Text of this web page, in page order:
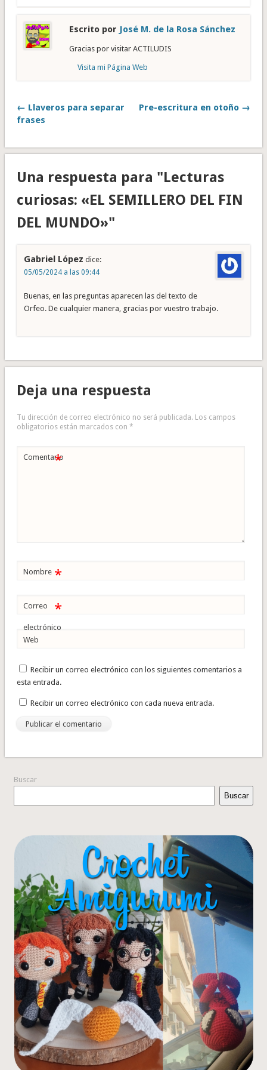
Escrito por José M. de la Rosa Sánchez
Gracias por visitar ACTILUDIS
Visita mi Página Web
← Llaveros para separar
frases
Pre-escritura en otoño →
Una respuesta para "Lecturas
curiosas: «EL SEMILLERO DEL FIN
DEL MUNDO»"
Gabriel López dice:
05/05/2024 a las 09:44
Buenas, en las preguntas aparecen las del texto de
Orfeo. De cualquier manera, gracias por vuestro trabajo.
Deja una respuesta
Tu dirección de correo electrónico no será publicada. Los campos
obligatorios están marcados con *
Comentario
*
Nombre *
Correo
electrónico
*
Web
Recibir un correo electrónico con los siguientes comentarios a
esta entrada.
Recibir un correo electrónico con cada nueva entrada.
Buscar
Buscar